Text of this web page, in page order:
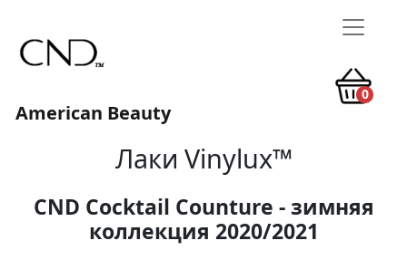
American Beauty
0
Лаки Vinylux™
CND Cocktail Counture - зимняя
коллекция 2020/2021